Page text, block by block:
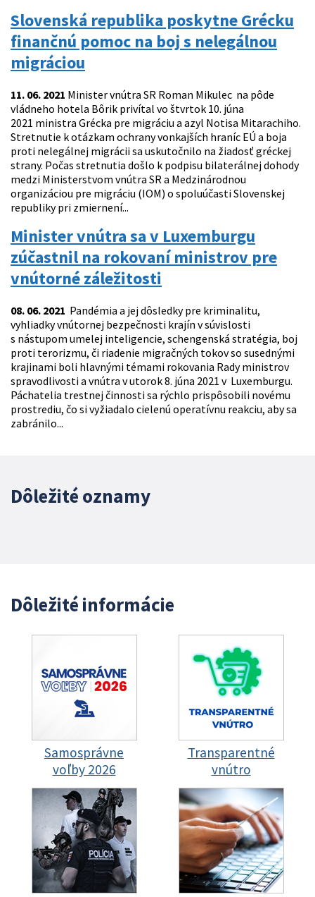
Slovenská republika poskytne Grécku
finančnú pomoc na boj s nelegálnou
migráciou
11. 06. 2021 Minister vnútra SR Roman Mikulec na pôde
vládneho hotela Bôrik privítal vo štvrtok 10. júna
2021 ministra Grécka pre migráciu a azyl Notisa Mitarachiho.
Stretnutie k otázkam ochrany vonkajších hraníc EÚ a boja
proti nelegálnej migrácii sa uskutočnilo na žiadosť gréckej
strany. Počas stretnutia došlo k podpisu bilaterálnej dohody
medzi Ministerstvom vnútra SR a Medzinárodnou
organizáciou pre migráciu (IOM) o spoluúčasti Slovenskej
republiky pri zmiernení...
Minister vnútra sa v Luxemburgu
zúčastnil na rokovaní ministrov pre
vnútorné záležitosti
08. 06. 2021 Pandémia a jej dôsledky pre kriminalitu,
vyhliadky vnútornej bezpečnosti krajín v súvislosti
s nástupom umelej inteligencie, schengenská stratégia, boj
proti terorizmu, či riadenie migračných tokov so susednými
krajinami boli hlavnými témami rokovania Rady ministrov
spravodlivosti a vnútra v utorok 8. júna 2021 v Luxemburgu.
Páchatelia trestnej činnosti sa rýchlo prispôsobili novému
prostrediu, čo si vyžiadalo cielenú operatívnu reakciu, aby sa
zabránilo...
Dôležité oznamy
Dôležité informácie
Samosprávne
voľby 2026
Transparentné
vnútro